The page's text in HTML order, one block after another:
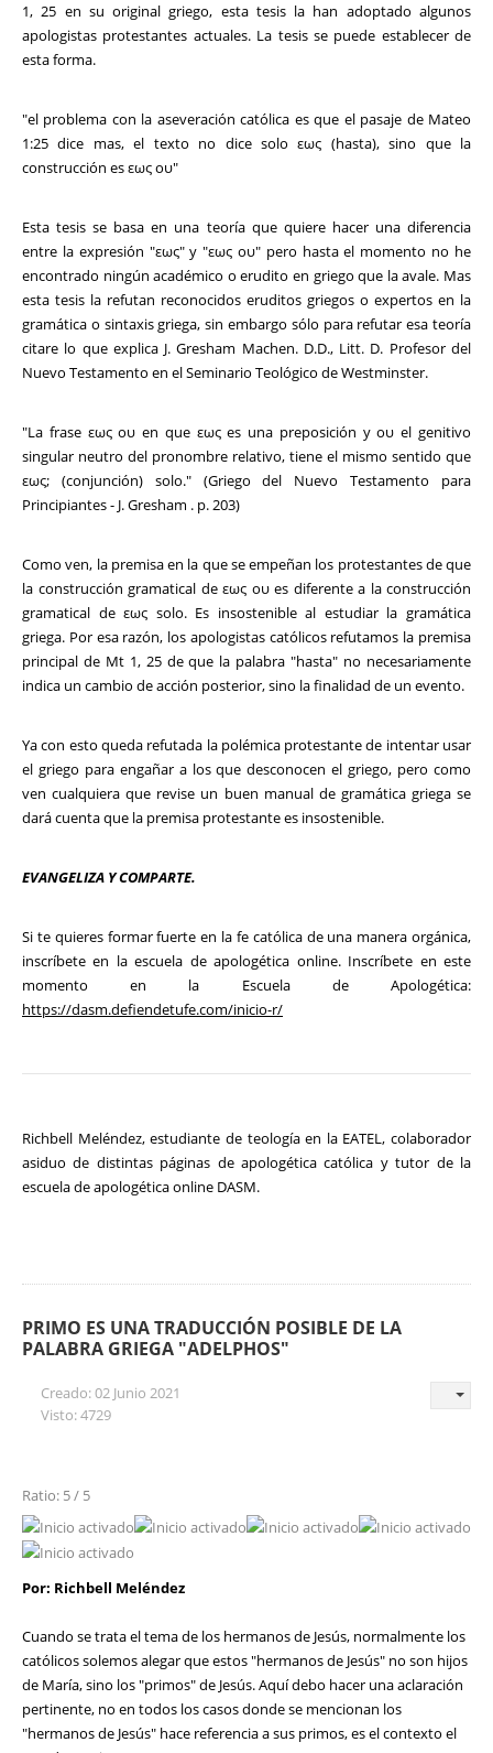
1, 25 en su original griego, esta tesis la han adoptado algunos
apologistas protestantes actuales. La tesis se puede establecer de
esta forma.
"el problema con la aseveración católica es que el pasaje de Mateo
1:25 dice mas, el texto no dice solo εως (hasta), sino que la
construcción es εως ου"
Esta tesis se basa en una teoría que quiere hacer una diferencia
entre la expresión "εως" y "εως ου" pero hasta el momento no he
encontrado ningún académico o erudito en griego que la avale. Mas
esta tesis la refutan reconocidos eruditos griegos o expertos en la
gramática o sintaxis griega, sin embargo sólo para refutar esa teoría
citare lo que explica J. Gresham Machen. D.D., Litt. D. Profesor del
Nuevo Testamento en el Seminario Teológico de Westminster.
"La frase εως ου en que εως es una preposición y ου el genitivo
singular neutro del pronombre relativo, tiene el mismo sentido que
εως; (conjunción) solo." (Griego del Nuevo Testamento para
Principiantes - J. Gresham . p. 203)
Como ven, la premisa en la que se empeñan los protestantes de que
la construcción gramatical de εως ου es diferente a la construcción
gramatical de εως solo. Es insostenible al estudiar la gramática
griega. Por esa razón, los apologistas católicos refutamos la premisa
principal de Mt 1, 25 de que la palabra "hasta" no necesariamente
indica un cambio de acción posterior, sino la finalidad de un evento.
Ya con esto queda refutada la polémica protestante de intentar usar
el griego para engañar a los que desconocen el griego, pero como
ven cualquiera que revise un buen manual de gramática griega se
dará cuenta que la premisa protestante es insostenible.
EVANGELIZA Y COMPARTE.
Si te quieres formar fuerte en la fe católica de una manera orgánica,
inscríbete en la escuela de apologética online. Inscríbete en este
momento en la Escuela de Apologética:
https://dasm.defiendetufe.com/inicio-r/
Richbell Meléndez, estudiante de teología en la EATEL, colaborador
asiduo de distintas páginas de apologética católica y tutor de la
escuela de apologética online DASM.
PRIMO ES UNA TRADUCCIÓN POSIBLE DE LA
PALABRA GRIEGA "ADELPHOS"
Creado: 02 Junio 2021
Visto: 4729
Ratio: 5 / 5
Por: Richbell Meléndez
Cuando se trata el tema de los hermanos de Jesús, normalmente los
católicos solemos alegar que estos "hermanos de Jesús" no son hijos
de María, sino los "primos" de Jesús. Aquí debo hacer una aclaración
pertinente, no en todos los casos donde se mencionan los
"hermanos de Jesús" hace referencia a sus primos, es el contexto el